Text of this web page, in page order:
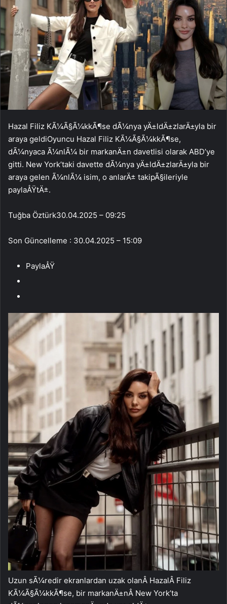
Hazal Filiz KÃ¼Ã§Ã¼kkÃ¶se dÃ¼nya yÄ±ldÄ±zlarÄ±yla bir
araya geldiOyuncu Hazal Filiz KÃ¼Ã§Ã¼kkÃ¶se,
dÃ¼nyaca Ã¼nlÃ¼ bir markanÄ±n davetlisi olarak ABD’ye
gitti. New York’taki davette dÃ¼nya yÄ±ldÄ±zlarÄ±yla bir
araya gelen Ã¼nlÃ¼ isim, o anlarÄ± takipÃ§ileriyle
paylaÅŸtÄ±.
Tuğba Öztürk30.04.2025 – 09:25
Son Güncelleme : 30.04.2025 – 15:09
PaylaÅŸ
Uzun sÃ¼redir ekranlardan uzak olanÂ HazalÂ Filiz
KÃ¼Ã§Ã¼kkÃ¶se, bir markanÄ±nÂ New York’ta